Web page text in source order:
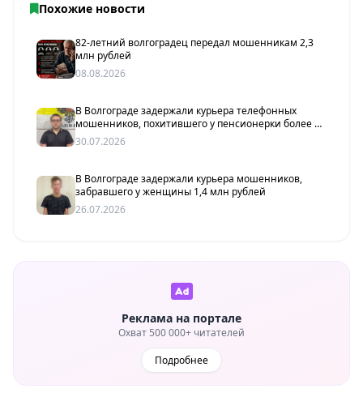
Похожие новости
82-летний волгоградец передал мошенникам 2,3
млн рублей
08.08.2026
В Волгограде задержали курьера телефонных
мошенников, похитившего у пенсионерки более 2
млн рублей
30.07.2026
В Волгограде задержали курьера мошенников,
забравшего у женщины 1,4 млн рублей
26.07.2026
Реклама на портале
Охват 500 000+ читателей
Подробнее